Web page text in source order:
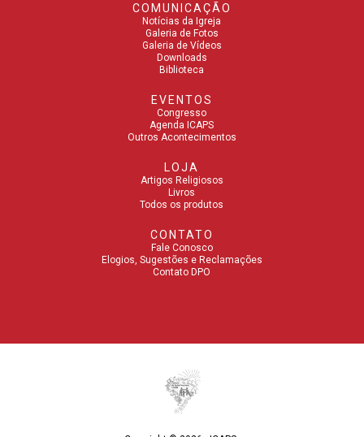
COMUNICAÇÃO
Notícias da Igreja
Galeria de Fotos
Galeria de Vídeos
Downloads
Biblioteca
EVENTOS
Congresso
Agenda ICAPS
Outros Acontecimentos
LOJA
Artigos Religiosos
Livros
Todos os produtos
CONTATO
Fale Conosco
Elogios, Sugestões e Reclamações
Contato DPO